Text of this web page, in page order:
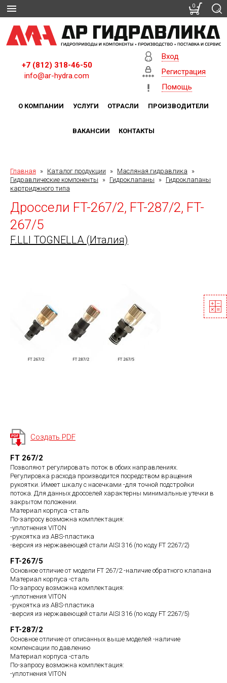
+7 (812) 318-46-50
info@ar-hydra.com
Вход
Регистрация
Помощь
О КОМПАНИИ УСЛУГИ ОТРАСЛИ ПРОИЗВОДИТЕЛИ
ВАКАНСИИ КОНТАКТЫ
Главная » Каталог продукции » Масляная гидравлика
»
Гидравлические компоненты
» Гидроклапаны » Гидроклапаны
картриджного типа
Дроссели FT-267/2, FT-287/2, FT-
267/5
F.LLI TOGNELLA (Италия)
Создать PDF
FT 267/2
Позволяют регулировать поток в обоих направлениях.
Регулировка расхода производится посредством вращения
рукоятки. Имеет шкалу с насечками -для точной подстройки
потока. Для данных дросселей характерны минимальные утечки в
закрытом положении.
Материал корпуса -сталь
По-запросу возможна комплектация:
-уплотнения VITON
-рукоятка из ABS-пластика
-версия из нержавеющей стали AISI 316 (по коду FT 2267/2)
FT-267/5
Основное отличие от модели FT 267/2 -наличие обратного клапана
Материал корпуса -сталь
По-запросу возможна комплектация:
-уплотнения VITON
-рукоятка из ABS-пластика
-версия из нержавеющей стали AISI 316 (по коду FT 2267/5)
FT-287/2
Основное отличие от описанных выше моделей -наличие
компенсации по давлению
Материал корпуса -сталь
По-запросу возможна комплектация:
-уплотнения VITON
0